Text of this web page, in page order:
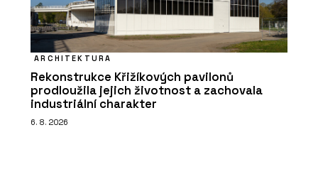
ARCHITEKTURA
Rekonstrukce Křižíkových pavilonů
prodloužila jejich životnost a zachovala
industriální charakter
6. 8. 2026